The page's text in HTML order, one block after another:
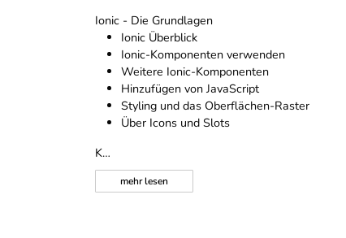
Ionic - Die Grundlagen
Ionic Überblick
Ionic-Komponenten verwenden
Weitere Ionic-Komponenten
Hinzufügen von JavaScript
Styling und das Oberflächen-Raster
Über Icons und Slots
K…
mehrlesen